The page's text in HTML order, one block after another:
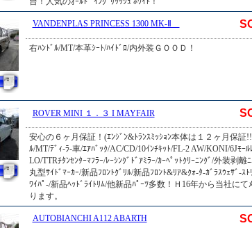
VANDENPLAS PRINCESS 1300 MK-Ⅱ
右ﾊﾝﾄﾞﾙ/MT/本革ｼｰﾄ/ﾊｲﾄﾞﾛ/内外装ＧＯＯＤ！
ROVER MINI １．３ I MAYFAIR
安心の６ヶ月保証！(ｴﾝｼﾞﾝ&ﾄﾗﾝｽﾐｯｼｮﾝ本体は１２ヶ月保証
ﾙ/MT/ﾃﾞｨ-ﾗ-車/ｴｱﾊﾞｯｸ/AC/CD/10ｲﾝﾁｷｯﾄ/FL-2 AW/KONI/6Jﾓｰ
LO/TTRﾁﾀﾝｾﾝﾀｰﾏﾌﾗｰ/ﾚｰｼﾝｸﾞﾄﾞｱﾐﾗｰ/ｶｰﾍﾟｯﾄｸﾘｰﾆﾝｸﾞ/外装剥離
丸型ｻｲﾄﾞﾏｰｶｰ/新品ﾌﾛﾝﾄｸﾞﾘﾙ/新品ﾌﾛﾝﾄ&ﾘｱ&ｸｫ-ﾀ-ｶﾞﾗｽｳｪｻﾞ-ｽ
ﾜｲﾊﾟ-/新品ﾍｯﾄﾞﾗｲﾄﾘﾑ/他新品ﾊﾟｰﾂ多数！Ｈ16年から当社にて
ります。
AUTOBIANCHI A112 ABARTH